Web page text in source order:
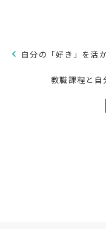
自分の「好き」を活
教職課程と自